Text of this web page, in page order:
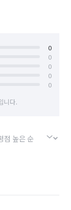
시 기흥구
0
0
0
0
0
니다.